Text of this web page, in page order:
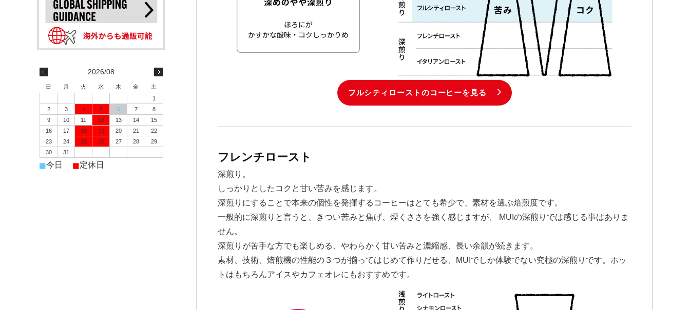
フルシティローストのコーヒーを見る
フレンチロースト
深煎り。
しっかりとしたコクと甘い苦みを感じます。
深煎りにすることで本来の個性を発揮するコーヒーはとても希少で、素材を選ぶ焙煎度です。
一般的に深煎りと言うと、きつい苦みと焦げ、煙くささを強く感じますが、 MUIの深煎りでは感じる事はありま
せん。
深煎りが苦手な方でも楽しめる、やわらかく甘い苦みと濃縮感、長い余韻が続きます。
素材、技術、焙煎機の性能の３つが揃ってはじめて作りだせる、MUIでしか体験でない究極の深煎りです。ホッ
トはもちろんアイスやカフェオレにもおすすめです。
2026/08
日 月 火 水 木 金
土
1
2
3 4 5 6 7
8
9
10 11 12 13 14
15
16
17 18 19 20 21
22
23
24 25 26 27 28
29
30
31
■今日 ■定休日